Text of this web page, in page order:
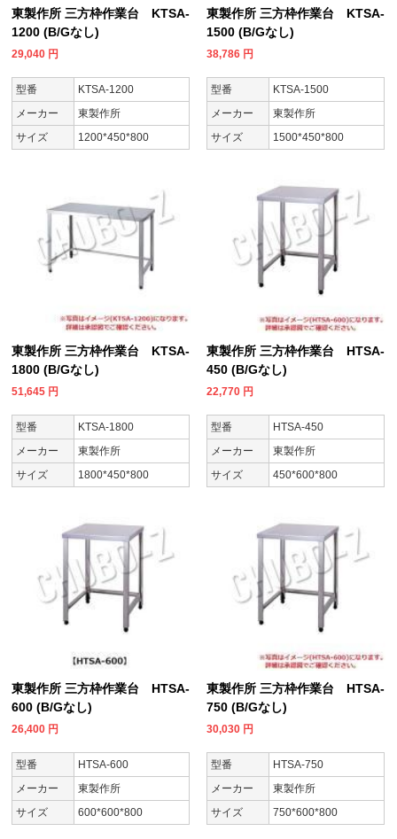
東製作所 三方枠作業台 KTSA-
1200 (B/Gなし)
29,040 円
型番
KTSA-1200
メーカー
東製作所
サイズ
1200*450*800
東製作所 三方枠作業台 KTSA-
1500 (B/Gなし)
38,786 円
型番
KTSA-1500
メーカー
東製作所
サイズ
1500*450*800
東製作所 三方枠作業台 KTSA-
1800 (B/Gなし)
51,645 円
型番
KTSA-1800
メーカー
東製作所
サイズ
1800*450*800
東製作所 三方枠作業台 HTSA-
450 (B/Gなし)
22,770 円
型番
HTSA-450
メーカー
東製作所
サイズ
450*600*800
東製作所 三方枠作業台 HTSA-
600 (B/Gなし)
26,400 円
型番
HTSA-600
メーカー
東製作所
サイズ
600*600*800
東製作所 三方枠作業台 HTSA-
750 (B/Gなし)
30,030 円
型番
HTSA-750
メーカー
東製作所
サイズ
750*600*800